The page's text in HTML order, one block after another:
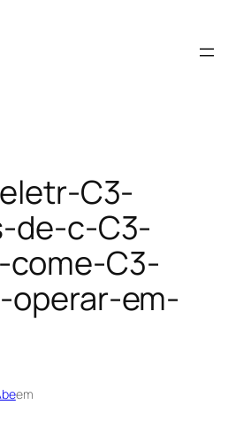
C3-
de-c-C3-
come-C3-
operar-em-
em